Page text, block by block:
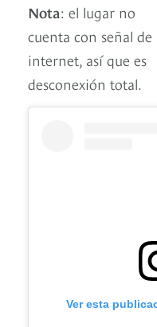
Nota: el lugar no
cuenta con señal de
internet, así que es
desconexión total.
Ver esta